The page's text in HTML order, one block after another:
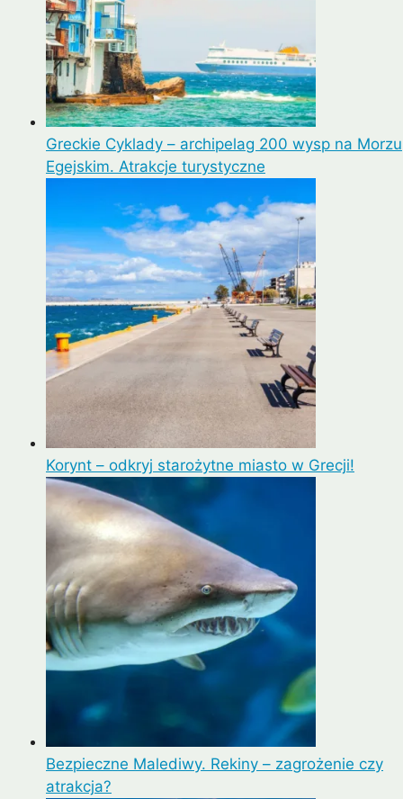
Greckie Cyklady – archipelag 200 wysp na Morzu
Egejskim. Atrakcje turystyczne
Korynt – odkryj starożytne miasto w Grecji!
Bezpieczne Malediwy. Rekiny – zagrożenie czy
atrakcja?